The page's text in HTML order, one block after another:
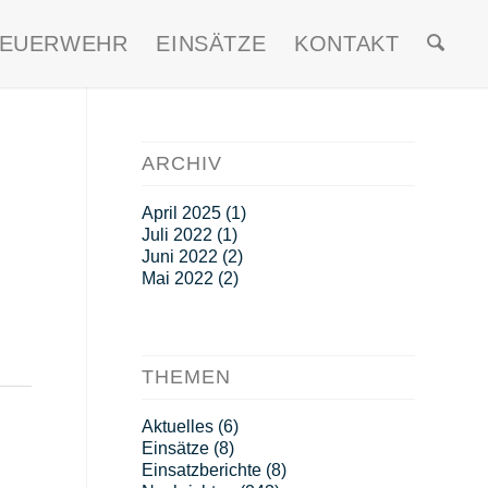
EINSÄTZE KONTAKT
ARCHIV
April 2025(1)
Juli 2022 (1)
Juni 2022 (2)
Mai 2022 (2)
THEMEN
Aktuelles(6)
Einsätze(8)
Einsatzberichte(8)